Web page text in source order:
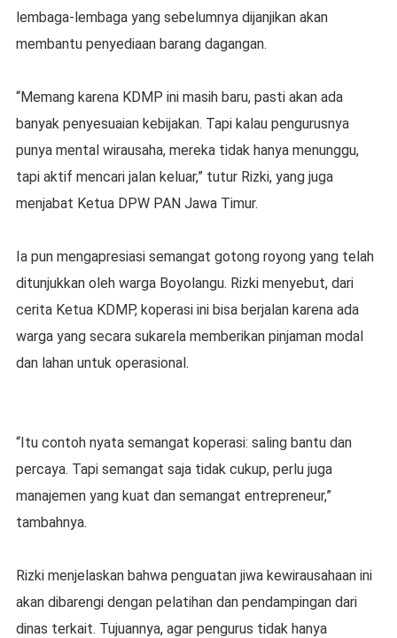
lembaga-lembaga yang sebelumnya dijanjikan akan
membantu penyediaan barang dagangan.
“Memang karena KDMP ini masih baru, pasti akan ada
banyak penyesuaian kebijakan. Tapi kalau pengurusnya
punya mental wirausaha, mereka tidak hanya menunggu,
tapi aktif mencari jalan keluar,” tutur Rizki, yang juga
menjabat Ketua DPW PAN Jawa Timur.
Ia pun mengapresiasi semangat gotong royong yang telah
ditunjukkan oleh warga Boyolangu. Rizki menyebut, dari
cerita Ketua KDMP, koperasi ini bisa berjalan karena ada
warga yang secara sukarela memberikan pinjaman modal
dan lahan untuk operasional.
“Itu contoh nyata semangat koperasi: saling bantu dan
percaya. Tapi semangat saja tidak cukup, perlu juga
manajemen yang kuat dan semangat entrepreneur,”
tambahnya.
Rizki menjelaskan bahwa penguatan jiwa kewirausahaan ini
akan dibarengi dengan pelatihan dan pendampingan dari
dinas terkait. Tujuannya, agar pengurus tidak hanya